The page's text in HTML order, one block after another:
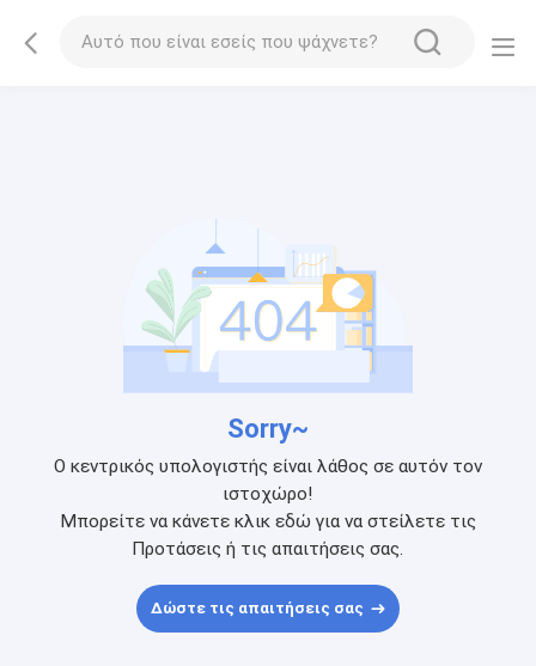
Sorry~
Ο κεντρικός υπολογιστής είναι λάθος σε αυτόν τον
ιστοχώρο!
Μπορείτε να κάνετε κλικ εδώ για να στείλετε τις
Προτάσεις ή τις απαιτήσεις σας.
Δώστε τις απαιτήσεις σας